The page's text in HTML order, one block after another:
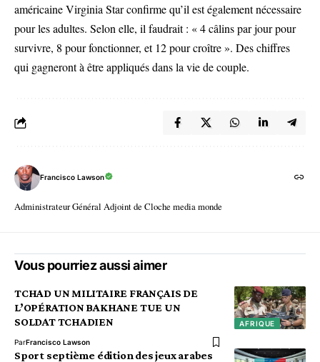
américaine Virginia Star confirme qu’il est également nécessaire
pour les adultes. Selon elle, il faudrait : « 4 câlins par jour pour
survivre, 8 pour fonctionner, et 12 pour croître ». Des chiffres
qui gagneront à être appliqués dans la vie de couple.
Francisco Lawson
Administrateur Général Adjoint de Cloche media monde
Vous pourriez aussi aimer
AFRIQUE
TCHAD UN MILITAIRE FRANÇAIS DE
L’OPÉRATION BAKHANE TUE UN
SOLDAT TCHADIEN
ParFrancisco Lawson
Sport septième édition des jeux arabes